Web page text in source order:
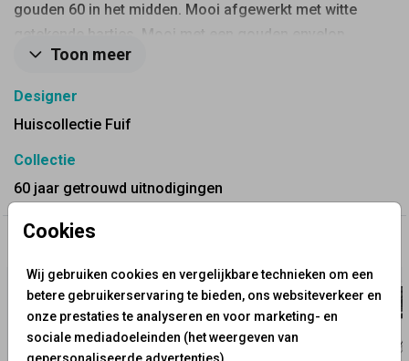
Cookies
Wij gebruiken cookies en vergelijkbare technieken om een
betere gebruikerservaring te bieden, ons websiteverkeer en
onze prestaties te analyseren en voor marketing- en
sociale mediadoeleinden (het weergeven van
gepersonaliseerde advertenties).
gouden 60 in het midden. Mooi afgewerkt met witte
getekende hartjes. Mooi met een gouden envelop.
Toon meer
Designer
Huiscollectie Fuif
Collectie
60 jaar getrouwd uitnodigingen